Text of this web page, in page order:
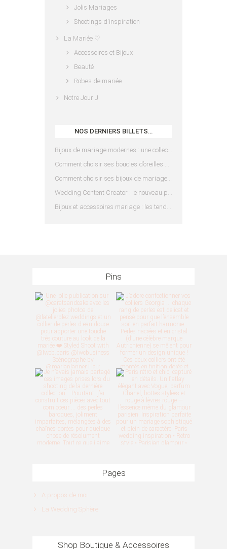
Jolis Mariages
Shootings d'inspiration
La Mariée ♡
Accessoires et Bijoux
Beauté
Robes de mariée
Notre Jour J
NOS DERNIERS BILLETS…
Bijoux de mariage modernes : une collection pensée pour les mariées d’aujourd’hui
Comment choisir ses boucles d’oreilles de mariée en fonction de sa coiffure ?
Comment choisir ses bijoux de mariage en fonction de sa robe ?
Wedding Content Creator : le nouveau prestataire indispensable pour votre mariage
Bijoux et accessoires mariage : les tendances 2025
Pins
Pages
A propos de moi
La Wedding Sphère
Shop Boutique & Accessoires